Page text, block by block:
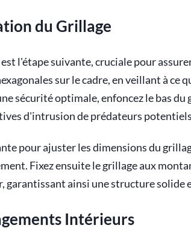
du Grillage
l'étape suivante, cruciale pour
sur le cadre, en veillant à ce
sécurité optimale, enfoncez le bas du
d'intrusion de prédateurs
pour ajuster les dimensions du
Fixez ensuite le grillage aux
garantissant ainsi une structure solide
Intérieurs